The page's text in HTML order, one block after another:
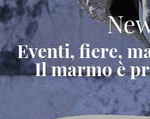
Eventi, fiere,
Il marmo è